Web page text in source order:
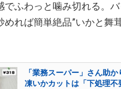
でふわっと噛み切れる。
めれば簡単絶品”いかと舞
「業務スーパー」さん助
凍いかカットは「下処理不